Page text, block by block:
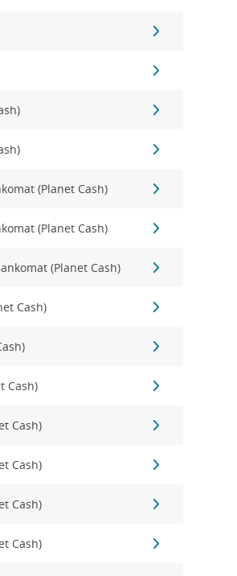
(Planet Cash)
(Planet Cash)
(Planet Cash)
Cash)
Cash)
Cash)
Cash)
Cash)
Cash)